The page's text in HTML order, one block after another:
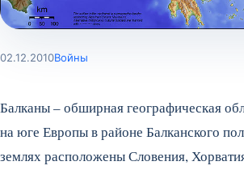
02.12.2010Войны
Балканы – обширная географическая
на юге Европы в районе Балканского
землях расположены Словения,